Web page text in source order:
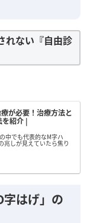
れない『自由診
が必要！治療方法と
を紹介 |
中でも代表的なM字ハ
兆しが見えていたら焦り
字はげ」の